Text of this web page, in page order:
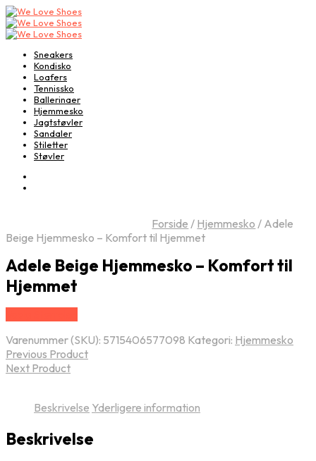
Sneakers
Kondisko
Loafers
Tennissko
Ballerinaer
Hjemmesko
Jagtstøvler
Sandaler
Stiletter
Støvler
Forside / Hjemmesko / Adele
Beige Hjemmesko – Komfort til Hjemmet
Adele Beige Hjemmesko – Komfort til
Hjemmet
Varenummer (SKU): 5715406577098 Kategori: Hjemmesko
Previous Product
Next Product
Beskrivelse Yderligere information
Beskrivelse